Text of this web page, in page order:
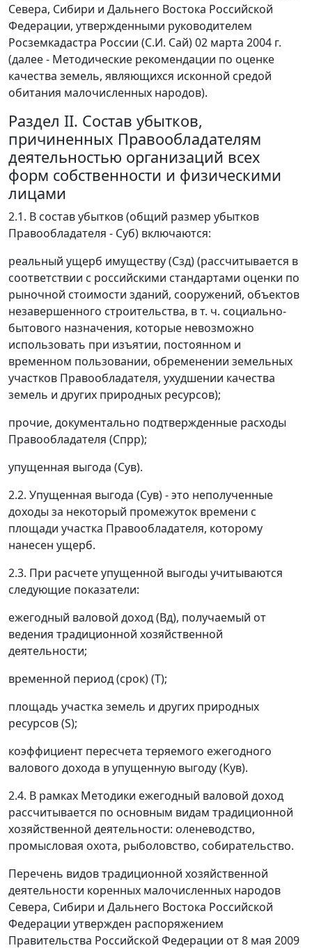
Севера, Сибири и Дальнего Востока Российской
Федерации, утвержденными руководителем
Росземкадастра России (С.И. Сай) 02 марта 2004 г.
(далее - Методические рекомендации по оценке
качества земель, являющихся исконной средой
обитания малочисленных народов).
Раздел II. Состав убытков,
причиненных Правообладателям
деятельностью организаций всех
форм собственности и физическими
лицами
2.1. В состав убытков (общий размер убытков
Правообладателя - Суб) включаются:
реальный ущерб имуществу (Сзд) (рассчитывается в
соответствии с российскими стандартами оценки по
рыночной стоимости зданий, сооружений, объектов
незавершенного строительства, в т. ч. социально-
бытового назначения, которые невозможно
использовать при изъятии, постоянном и
временном пользовании, обременении земельных
участков Правообладателя, ухудшении качества
земель и других природных ресурсов);
прочие, документально подтвержденные расходы
Правообладателя (Спрр);
упущенная выгода (Сув).
2.2. Упущенная выгода (Сув) - это неполученные
доходы за некоторый промежуток времени с
площади участка Правообладателя, которому
нанесен ущерб.
2.3. При расчете упущенной выгоды учитываются
следующие показатели:
ежегодный валовой доход (Вд), получаемый от
ведения традиционной хозяйственной
деятельности;
временной период (срок) (Т);
площадь участка земель и других природных
ресурсов (S);
коэффициент пересчета теряемого ежегодного
валового дохода в упущенную выгоду (Кув).
2.4. В рамках Методики ежегодный валовой доход
рассчитывается по основным видам традиционной
хозяйственной деятельности: оленеводство,
промысловая охота, рыболовство, собирательство.
Перечень видов традиционной хозяйственной
деятельности коренных малочисленных народов
Севера, Сибири и Дальнего Востока Российской
Федерации утвержден распоряжением
Правительства Российской Федерации от 8 мая 2009